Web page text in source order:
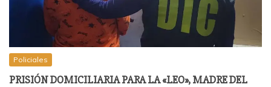
Policiales
PRISIÓN DOMICILIARIA PARA LA «LEO», MADRE DEL